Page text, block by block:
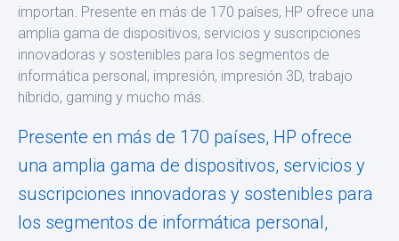
importan. Presente en más de 170 países, HP ofrece una
amplia gama de dispositivos, servicios y suscripciones
innovadoras y sostenibles para los segmentos de
informática personal, impresión, impresión 3D, trabajo
híbrido, gaming y mucho más.
Presente en más de 170 países, HP ofrece
una amplia gama de dispositivos, servicios y
suscripciones innovadoras y sostenibles para
los segmentos de informática personal,